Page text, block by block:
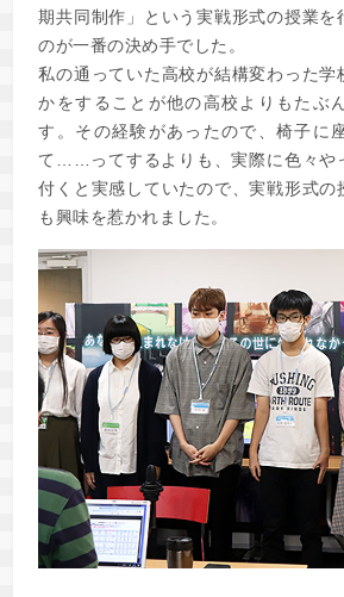
期共同制作」という実戦形式の授業を
のが一番の決め手でした。
私の通っていた高校が結構変わった学
かをすることが他の高校よりもたぶ
す。その経験があったので、椅子に
て……ってするよりも、実際に色々や
付くと実感していたので、実戦形式の
も興味を惹かれました。